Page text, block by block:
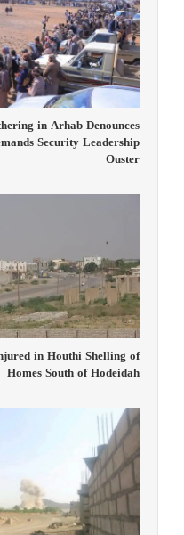
in Arhab Denounces
Security Leadership
Ouster
in Houthi Shelling of
Homes South of Hodeidah